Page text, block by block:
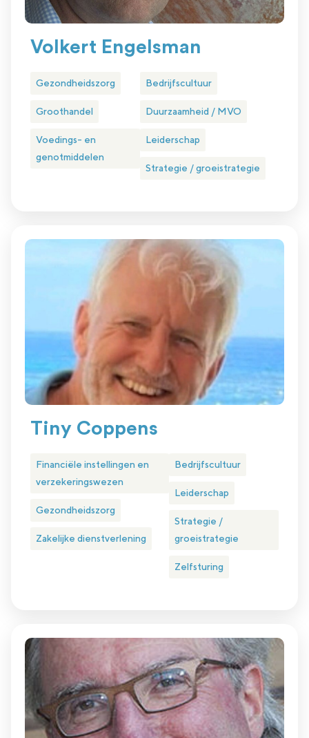
Volkert Engelsman
Gezondheidszorg
Groothandel
Voedings- en
genotmiddelen
Bedrijfscultuur
Duurzaamheid / MVO
Leiderschap
Strategie / groeistrategie
Tiny Coppens
Financiële instellingen en
verzekeringswezen
Gezondheidszorg
Zakelijke dienstverlening
Bedrijfscultuur
Leiderschap
Strategie /
groeistrategie
Zelfsturing